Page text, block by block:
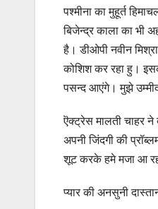
पश्मीना का मुहूर्त
बिजेन्द्र काला का भी
है। डीओपी नवीन
कोशिश कर रहा हु।
पसन्द आएंगे। मुझे
ऎक्ट्रेस मालती चाहर
अपनी जिंदगी की
शूट करके हमे मजा आ
प्यार की अनसुनी